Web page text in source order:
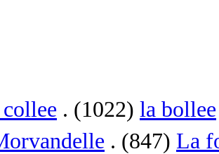
. (1022) la bollee
. (847) La